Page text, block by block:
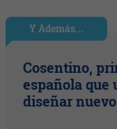
Y Además...
Cosentino,
española que
diseñar